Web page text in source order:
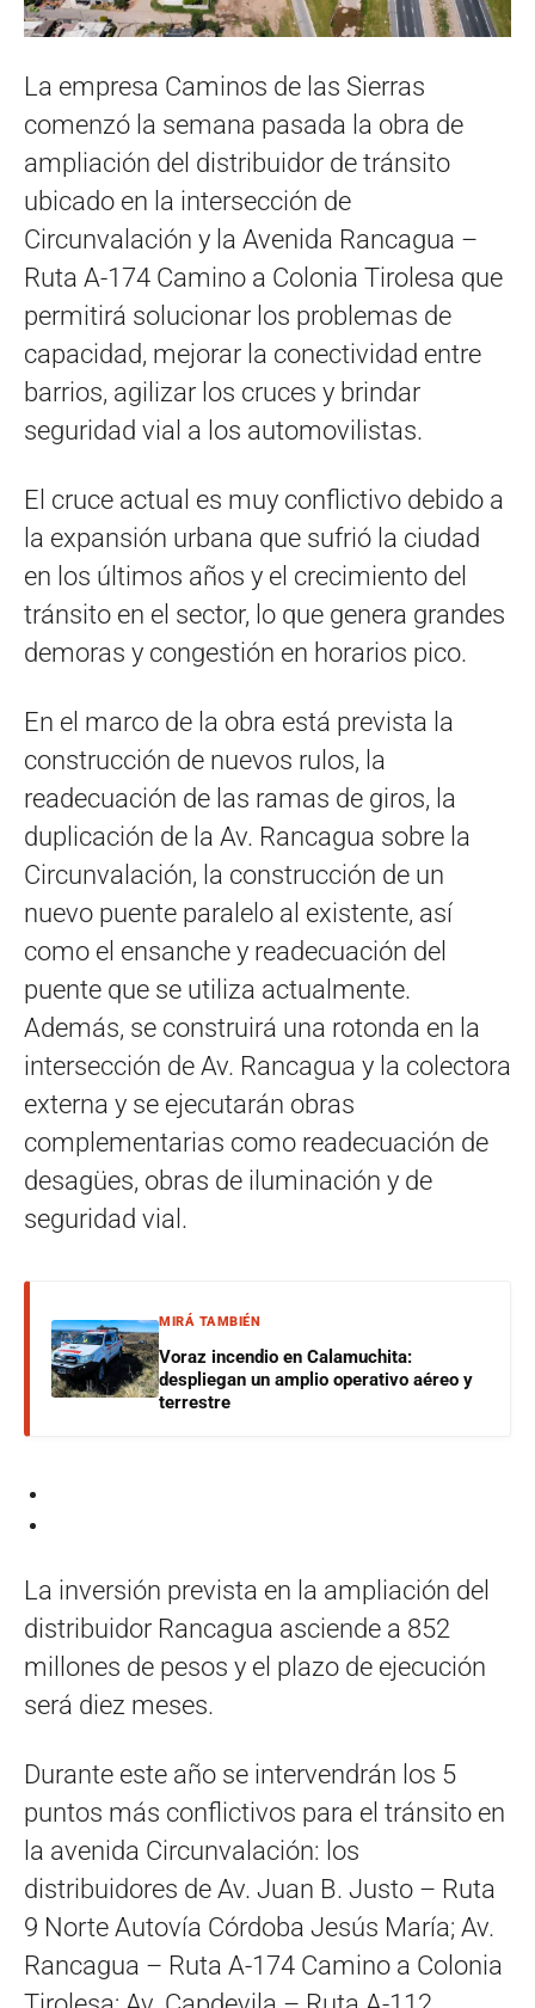
La empresa Caminos de las Sierras
comenzó la semana pasada la obra de
ampliación del distribuidor de tránsito
ubicado en la intersección de
Circunvalación y la Avenida Rancagua –
Ruta A-174 Camino a Colonia Tirolesa que
permitirá solucionar los problemas de
capacidad, mejorar la conectividad entre
barrios, agilizar los cruces y brindar
seguridad vial a los automovilistas.
El cruce actual es muy conflictivo debido a
la expansión urbana que sufrió la ciudad
en los últimos años y el crecimiento del
tránsito en el sector, lo que genera grandes
demoras y congestión en horarios pico.
En el marco de la obra está prevista la
construcción de nuevos rulos, la
readecuación de las ramas de giros, la
duplicación de la Av. Rancagua sobre la
Circunvalación, la construcción de un
nuevo puente paralelo al existente, así
como el ensanche y readecuación del
puente que se utiliza actualmente.
Además, se construirá una rotonda en la
intersección de Av. Rancagua y la colectora
externa y se ejecutarán obras
complementarias como readecuación de
desagües, obras de iluminación y de
seguridad vial.
MIRÁ TAMBIÉN
Voraz incendio en Calamuchita:
despliegan un amplio operativo aéreo y
terrestre
La inversión prevista en la ampliación del
distribuidor Rancagua asciende a 852
millones de pesos y el plazo de ejecución
será diez meses.
Durante este año se intervendrán los 5
puntos más conflictivos para el tránsito en
la avenida Circunvalación: los
distribuidores de Av. Juan B. Justo – Ruta
9 Norte Autovía Córdoba Jesús María; Av.
Rancagua – Ruta A-174 Camino a Colonia